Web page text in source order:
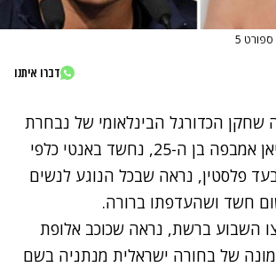
5
דברו איתנו
שחקן הכדורגל הבינלאומי של נבחרת
אמבפה בן ה-25,
נחשד באנטי כלפי
פלסטין, נראה שבכל הנוגע לנשים
חשד ושהעדפתו ברורה.
השבוע ברשת, נראה שכוכב אלופת
של בחורה ישראלית מנתניה בשם